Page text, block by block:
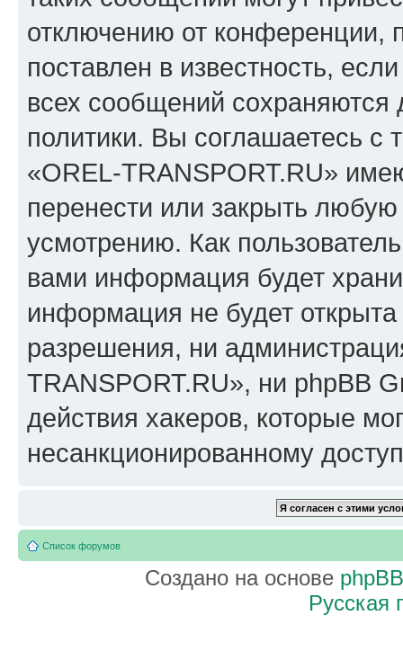
отключению от конференции,
поставлен в известность,
всех сообщений сохраняются
политики. Вы соглашаетесь
«OREL-TRANSPORT.RU»
перенести или закрыть
усмотрению. Как
вами информация будет
информация не будет
разрешения, ни
TRANSPORT.RU», ни phpBB
действия хакеров, которые
несанкционированному
Список форумов
Создано на основе phpBB
Русская